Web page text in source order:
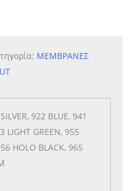
ΜΕΜΒΡΑΝΕΣ
922 BLUE, 941
LIGHT GREEN, 955
HOLO BLACK, 965